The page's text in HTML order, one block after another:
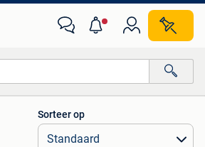
Alle afstanden…
Sorteer op